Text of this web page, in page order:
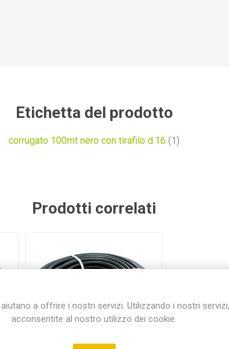
Etichetta del prodotto
corrugato 100mt nero con tirafilo d.16 (1)
Prodotti correlati
a offrire i nostri servizi. Utilizzando i nostri servizi,
acconsentite al nostro utilizzo dei cookie.